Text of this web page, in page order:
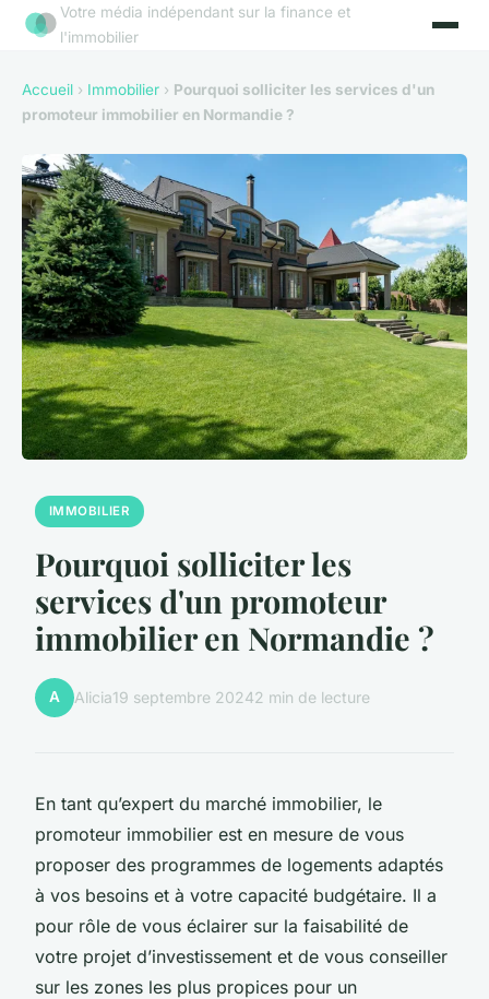
Votre média indépendant sur la finance et
l'immobilier
Accueil › Immobilier › Pourquoi solliciter les services d'un
promoteur immobilier en Normandie ?
IMMOBILIER
Pourquoi solliciter les
services d'un promoteur
immobilier en Normandie ?
A Alicia19 septembre 20242 min de lecture
En tant qu’expert du marché immobilier, le
promoteur immobilier est en mesure de vous
proposer des programmes de logements adaptés
à vos besoins et à votre capacité budgétaire. Il a
pour rôle de vous éclairer sur la faisabilité de
votre projet d’investissement et de vous conseiller
sur les zones les plus propices pour un